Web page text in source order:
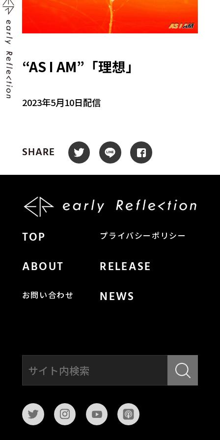
“AS I AM”「理想」
2023年5月10日配信
SHARE
TOP プライバシーポリシー
ABOUT RELEASE
お問い合わせ NEWS